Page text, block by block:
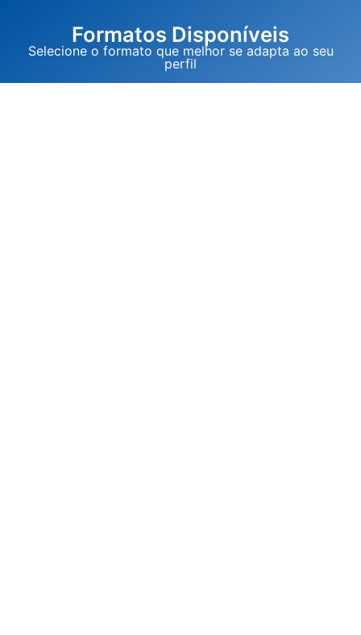
Formatos Disponíveis
Selecione o formato que melhor se adapta ao seu
perfil